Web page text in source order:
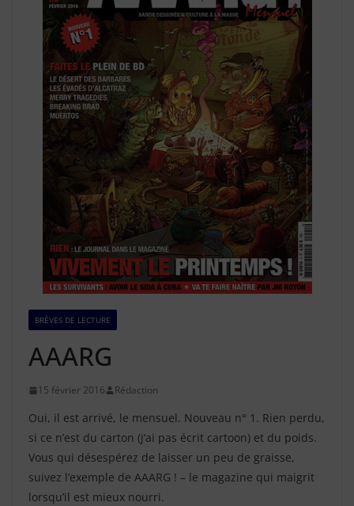
BRÈVES DE LECTURE
AAARG
15 février 2016 Rédaction
Oui, il est arrivé, le mensuel. Nouveau n° 1. Rien perdu,
si ce n’est du carton (j’ai pas écrit cartoon) et du poids.
Vous qui désespérez de laisser un peu de graisse,
suivez l’exemple de AAARG ! – le magazine qui maigrit
lorsqu’il est mieux nourri.